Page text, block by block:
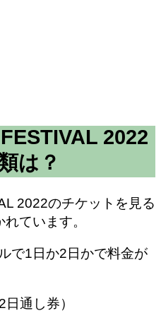
2022
は？
2022のチケットを見る
ています。
で1日か2日かで料金が
通し券）